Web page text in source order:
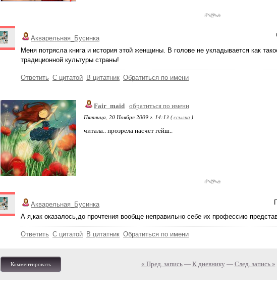
Акварельная_Бусинка
Меня потрясла книга и история этой женщины. В голове не укладывается как
традиционной культуры страны!
Ответить С цитатой В цитатник Обратиться по имени
Fair_maid обратиться по имени
Пятница, 20 Ноября 2009 г. 14:13 (ссылка )
читала.. прозрела насчет гейш..
Акварельная_Бусинка
А я,как оказалось,до прочтения вообще неправильно себе их профессию
Ответить С цитатой В цитатник Обратиться по имени
Комментировать « Пред. запись— К дневнику — След. запись »